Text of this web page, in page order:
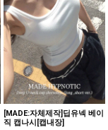
[MADE:자체제작]딥유넥 베이
직 캡나시[캡내장]